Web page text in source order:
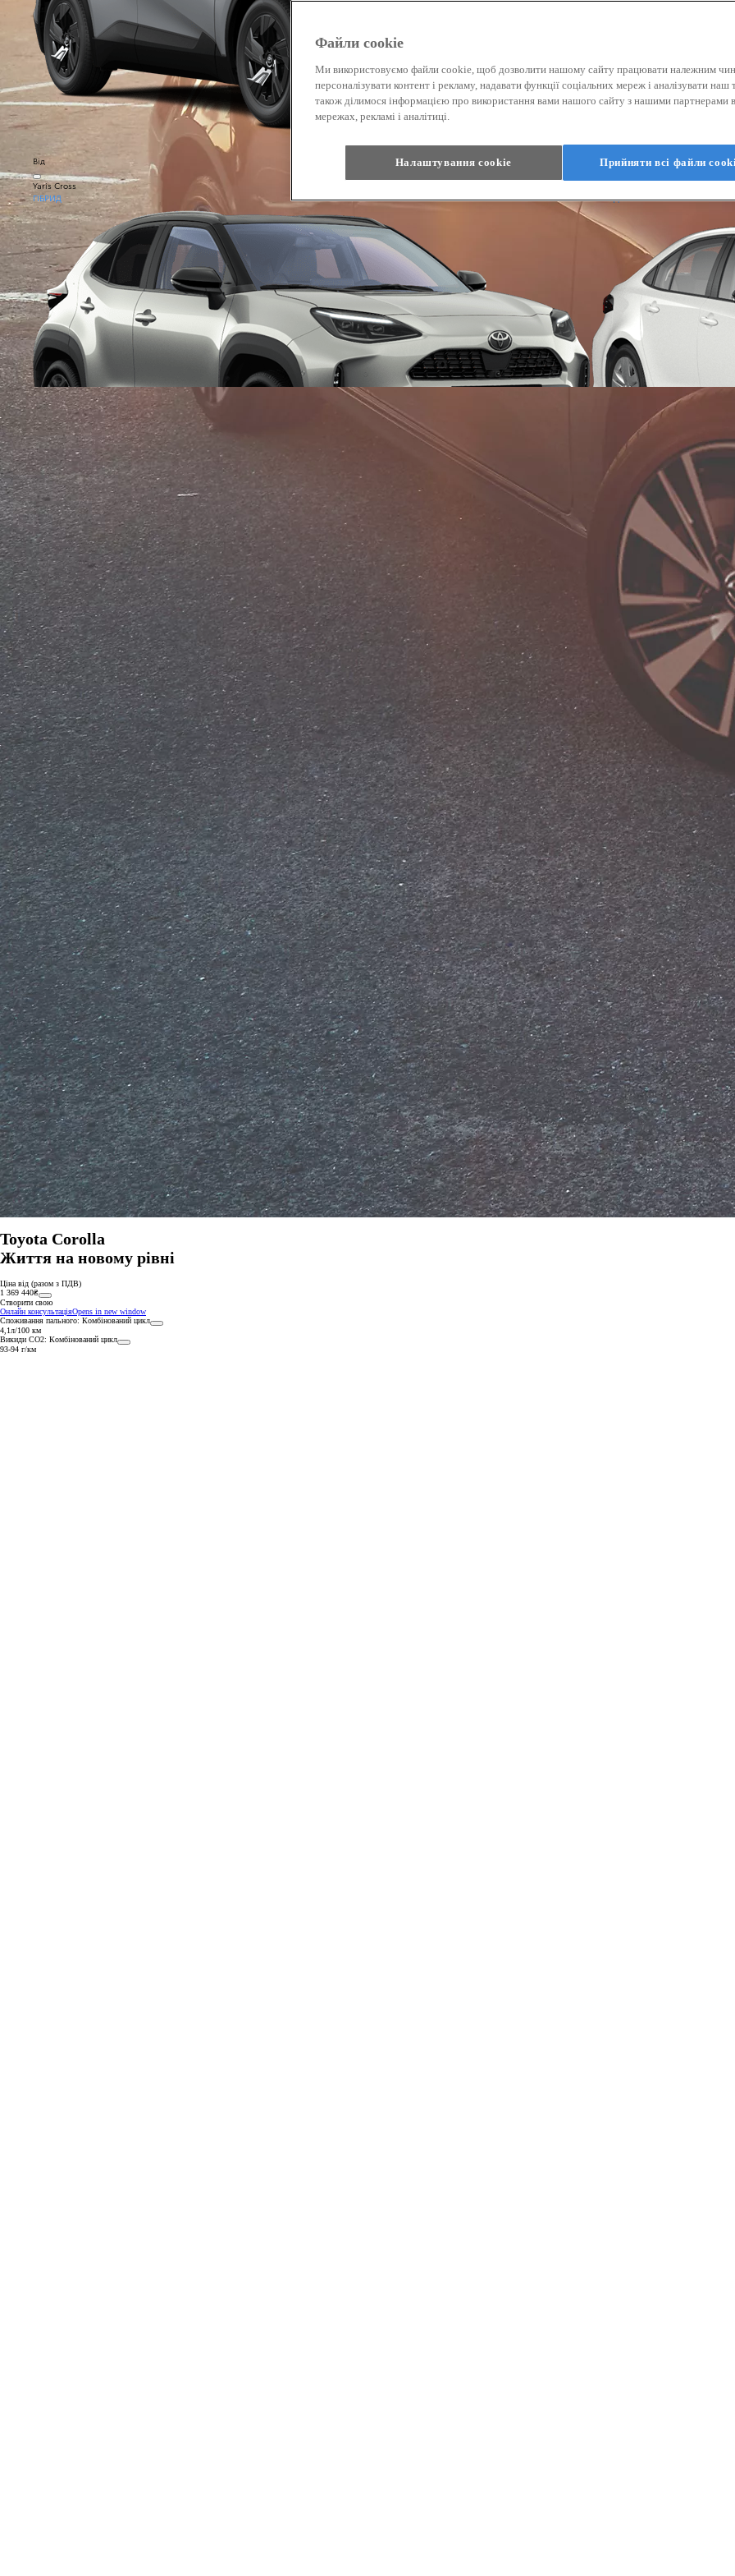
Від
Від
Yaris Cross
ГІБРИД
Від
ГІБРИД
Camry
ГІБРИД
Від
Corolla Cross
Від
Land Cruiser Prado
Від
Land Cruiser
Toyota Corolla
Життя на новому рівні
Ціна від (разом з ПДВ)
1 369 440₴
Створити свою
Онлайн консультаціяOpens in new window
Споживання пального: Комбінований цикл
4,1л/100 км
Викиди СО2: Комбінований цикл
93-94 г/км
Файли cookie
Ми використовуємо файли cookie, щоб дозволити нашому сайту працювати належним
персоналізувати контент і рекламу, надавати функції соціальних мереж і аналізувати
також ділимося інформацією про використання вами нашого сайту з нашими партнерами
мережах, рекламі і аналітиці.
Налаштування cookie Прийняти всі файли